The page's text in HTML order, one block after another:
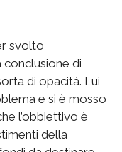
svolto
conclusione di
di opacità. Lui
e si è mosso
l’obbiettivo è
della